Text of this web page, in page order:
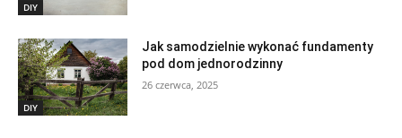
DIY
DIY
Jak samodzielnie wykonać fundamenty
pod dom jednorodzinny
26 czerwca, 2025